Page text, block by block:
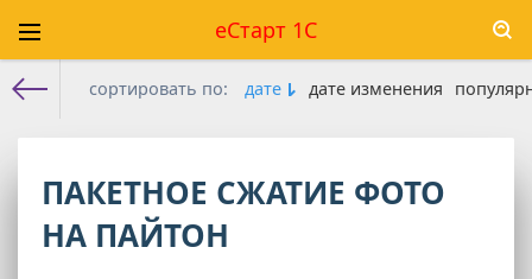
еСтарт 1С
сортировать по: дате дате изменения
ПАКЕТНОЕ СЖАТИЕ ФОТО
НА ПАЙТОН